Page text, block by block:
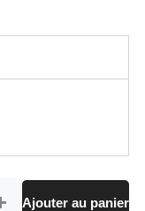
Ajouter au panier